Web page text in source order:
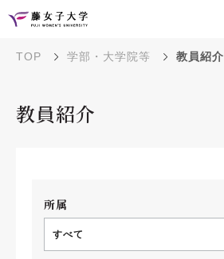
TOP 学部・大学院等 教員紹介
教員紹介
所属
すべて